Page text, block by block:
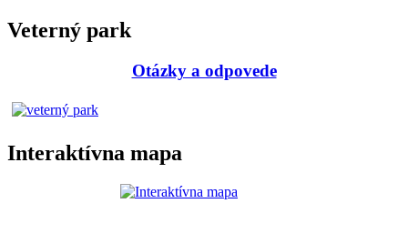
Veterný park
Otázky a odpovede
Interaktívna mapa